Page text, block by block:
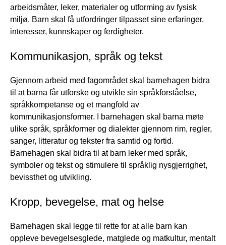
arbeidsmåter, leker, materialer og utforming av fysisk
miljø. Barn skal få utfordringer tilpasset sine erfaringer,
interesser, kunnskaper og ferdigheter.
Kommunikasjon, språk og tekst
Gjennom arbeid med fagområdet skal barnehagen bidra
til at barna får utforske og utvikle sin språkforståelse,
språkkompetanse og et mangfold av
kommunikasjonsformer. I barnehagen skal barna møte
ulike språk, språkformer og dialekter gjennom rim, regler,
sanger, litteratur og tekster fra samtid og fortid.
Barnehagen skal bidra til at barn leker med språk,
symboler og tekst og stimulere til språklig nysgjerrighet,
bevissthet og utvikling.
Kropp, bevegelse, mat og helse
Barnehagen skal legge til rette for at alle barn kan
oppleve bevegelsesglede, matglede og matkultur, mentalt